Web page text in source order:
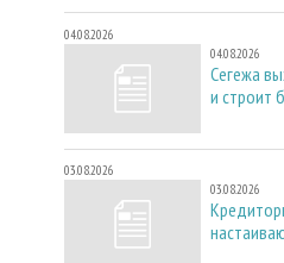
04.08.2026
04.08.2026
Сегежа
и строит
03.08.2026
03.08.2026